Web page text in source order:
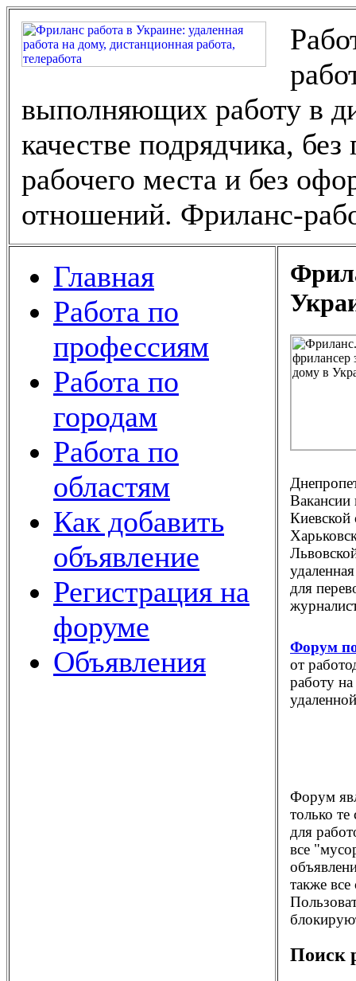
выполняющих работу в
качестве подрядчика,
рабочего места и без
отношений. Фриланс-
Главная
Работа по
профессиям
Работа по
городам
Работа по
областям
Как добавить
объявление
Регистрация на
форуме
Объявления
Вакансии
Киевской
для
Форум
от
работу
Форум
только
для
все
также
Поиск